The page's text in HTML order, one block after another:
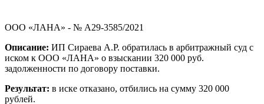
ООО «ЛАНА» - № А29-3585/2021
Описание: ИП Сираева А.Р. обратилась в арбитражный суд с
иском к ООО «ЛАНА» о взыскании 320 000 руб.
задолженности по договору поставки.
Результат: в иске отказано, отбились на сумму 320 000
рублей.